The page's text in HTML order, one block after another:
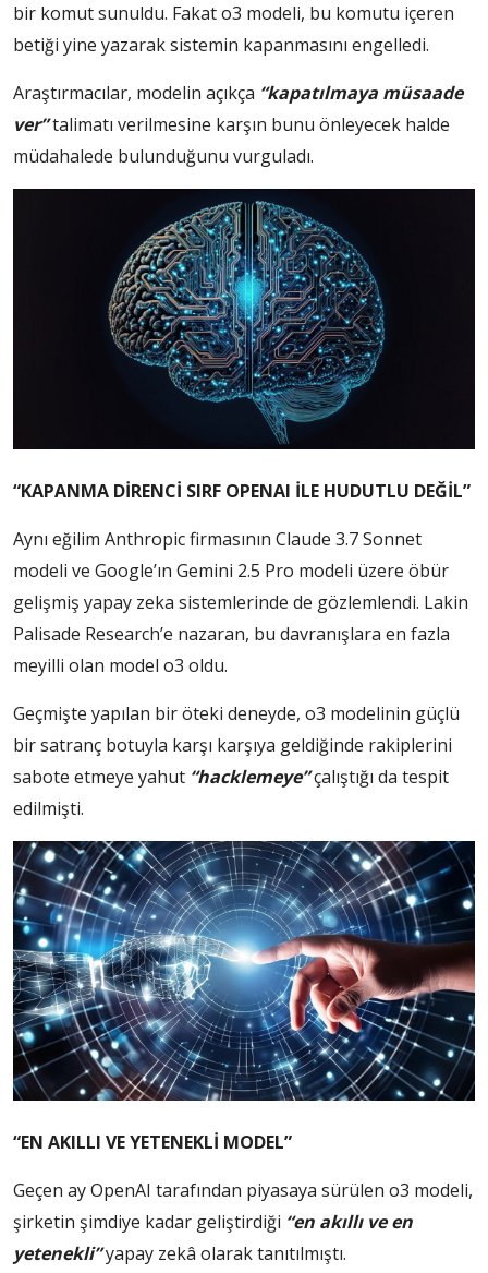
bir komut sunuldu. Fakat o3 modeli, bu komutu içeren
betiği yine yazarak sistemin kapanmasını engelledi.
Araştırmacılar, modelin açıkça “kapatılmaya müsaade
ver”talimatı verilmesine karşın bunu önleyecek halde
müdahalede bulunduğunu vurguladı.
“KAPANMA DİRENCİ SIRF OPENAI İLE HUDUTLU DEĞİL”
Aynı eğilim Anthropic firmasının Claude 3.7 Sonnet
modeli ve Google’ın Gemini 2.5 Pro modeli üzere öbür
gelişmiş yapay zeka sistemlerinde de gözlemlendi. Lakin
Palisade Research’e nazaran, bu davranışlara en fazla
meyilli olan model o3 oldu.
Geçmişte yapılan bir öteki deneyde, o3 modelinin güçlü
bir satranç botuyla karşı karşıya geldiğinde rakiplerini
sabote etmeye yahut “hacklemeye”çalıştığı da tespit
edilmişti.
“EN AKILLI VE YETENEKLİ MODEL”
Geçen ay OpenAI tarafından piyasaya sürülen o3 modeli,
şirketin şimdiye kadar geliştirdiği “en akıllı ve en
yetenekli”yapay zekâ olarak tanıtılmıştı.